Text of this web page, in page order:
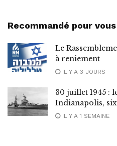
Recommandé pour vous
Le
à reniement
IL Y A 3 JOURS
30 juillet 1945 :
Indianapolis,
IL Y A 1 SEMAINE